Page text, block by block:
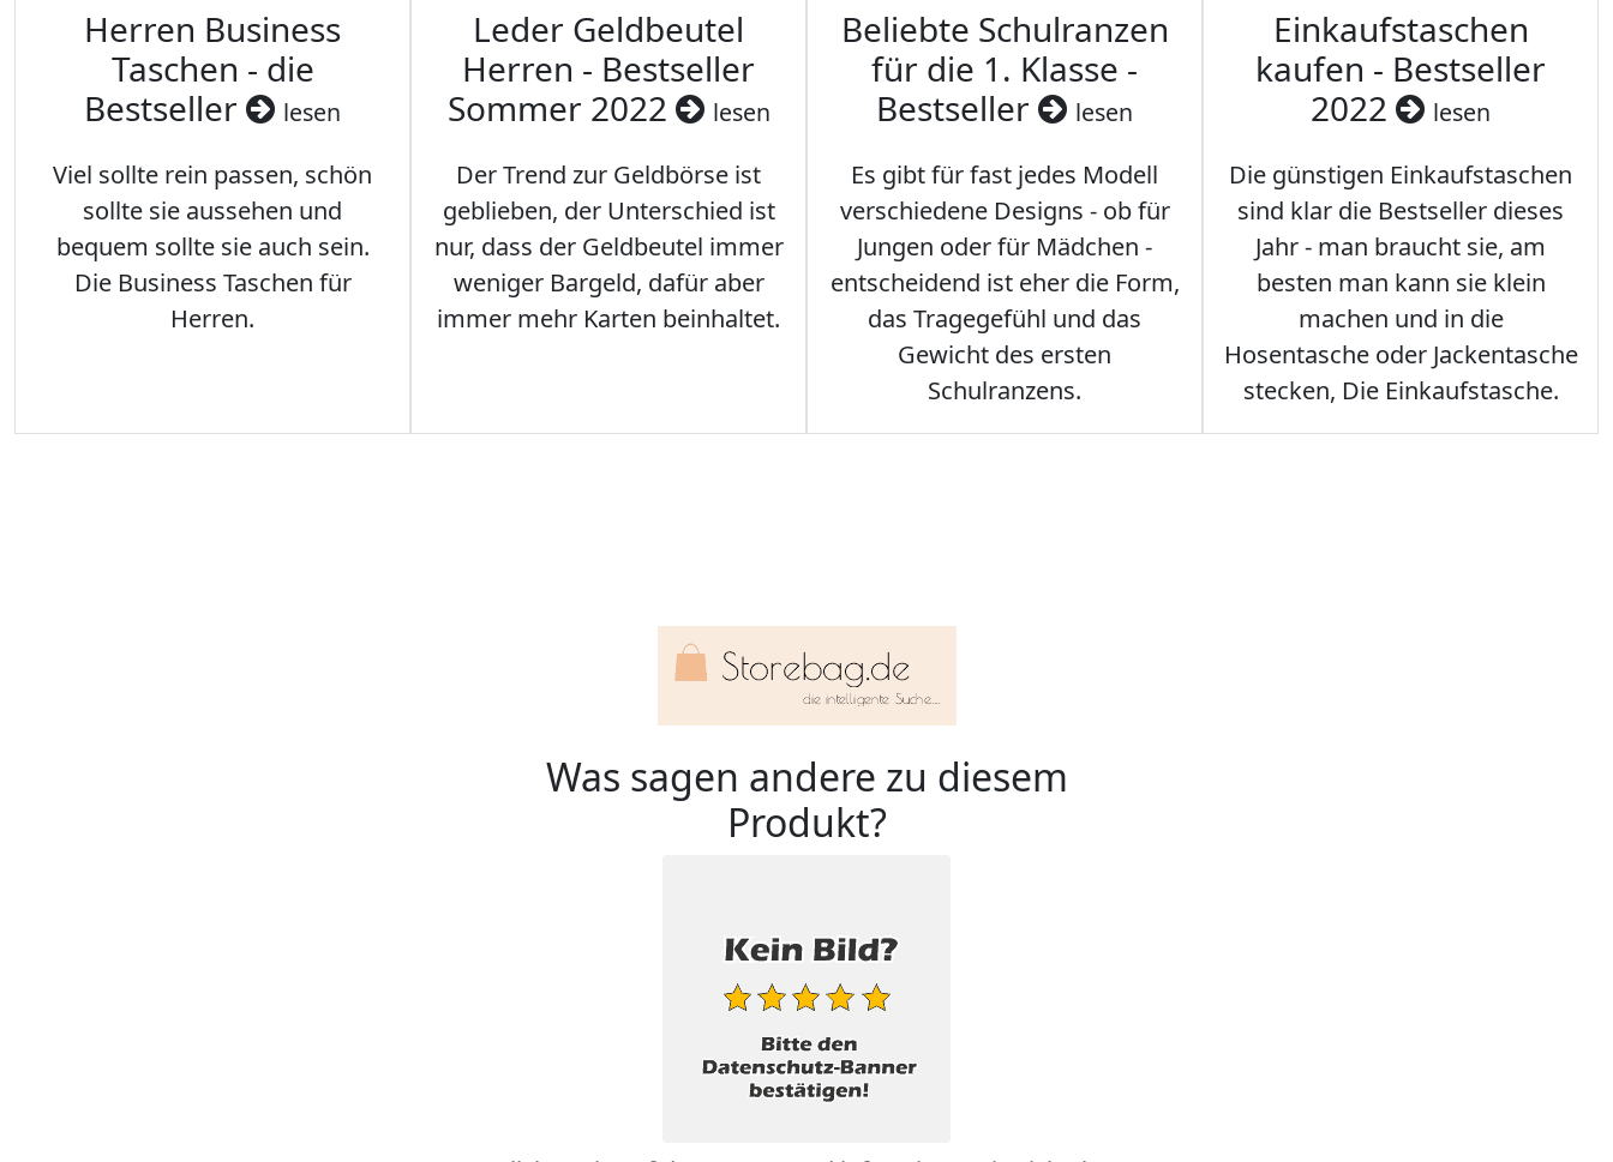
Herren Business
Taschen - die
Bestseller
lesen
Viel sollte rein passen, schön
sollte sie aussehen und
bequem sollte sie auch sein.
Die Business Taschen für
Herren.
Leder Geldbeutel
Herren - Bestseller
Sommer 2022
lesen
Der Trend zur Geldbörse ist
geblieben, der Unterschied ist
nur, dass der Geldbeutel immer
weniger Bargeld, dafür aber
immer mehr Karten beinhaltet.
Beliebte Schulranzen
für die 1. Klasse -
Bestseller
lesen
Es gibt für fast jedes Modell
verschiedene Designs - ob für
Jungen oder für Mädchen -
entscheidend ist eher die Form,
das Tragegefühl und das
Gewicht des ersten
Schulranzens.
Einkaufstaschen
kaufen - Bestseller
2022
lesen
Die günstigen Einkaufstaschen
sind klar die Bestseller dieses
Jahr - man braucht sie, am
besten man kann sie klein
machen und in die
Hosentasche oder Jackentasche
stecken, Die Einkaufstasche.
Was sagen andere zu diesem
Produkt?